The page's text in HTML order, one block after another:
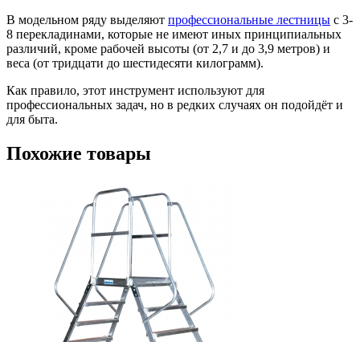
В модельном ряду выделяют профессиональные лестницы с 3-
8 перекладинами, которые не имеют иных принципиальных
различий, кроме рабочей высоты (от 2,7 и до 3,9 метров) и
веса (от тридцати до шестидесяти килограмм).
Как правило, этот инструмент используют для
профессиональных задач, но в редких случаях он подойдёт и
для быта.
Похожие товары